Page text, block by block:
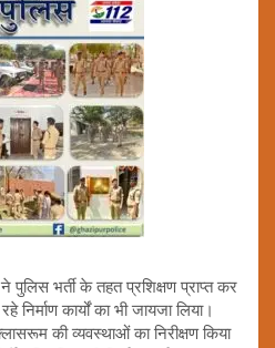
पुलिस भर्ती के तहत प्रशिक्षण प्राप्त कर
निर्माण कार्यों का भी जायजा लिया।
की व्यवस्थाओं का निरीक्षण किया